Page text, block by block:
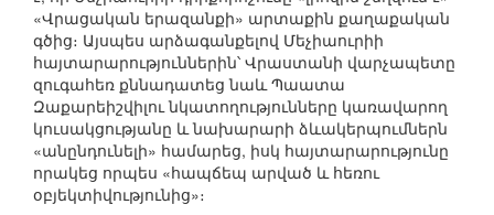
«Վրացական երազանքի» արտաքին քաղաքական
գծից։ Այսպես արձագանքելով Մեչիաուրիի
հայտարարություններին՝ Վրաստանի վարչապետը
զուգահեռ քննադատեց նաև Պաատա
Զաքարեիշվիլու նկատողությունները կառավարող
կուսակցությանը և նախարարի ձևակերպումներն
«անընդունելի» համարեց, իսկ հայտարարությունը
որակեց որպես «հապճեպ արված և հեռու
օբյեկտիվությունից»։